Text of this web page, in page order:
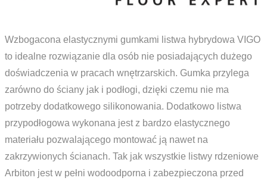
Wzbogacona elastycznymi gumkami listwa hybrydowa VIGO
to idealne rozwiązanie dla osób nie posiadających dużego
doświadczenia w pracach wnętrzarskich. Gumka przylega
zarówno do ściany jak i podłogi, dzięki czemu nie ma
potrzeby dodatkowego silikonowania. Dodatkowo listwa
przypodłogowa wykonana jest z bardzo elastycznego
materiału pozwalającego montować ją nawet na
zakrzywionych ścianach. Tak jak wszystkie listwy rdzeniowe
Arbiton jest w pełni wodoodporna i zabezpieczona przed